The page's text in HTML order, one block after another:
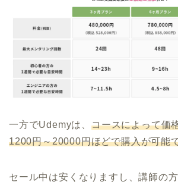
一方でUdemyは、 コースによって価
1200円～20000円ほどで購入が可能
セール中は安くなりますし、講師の